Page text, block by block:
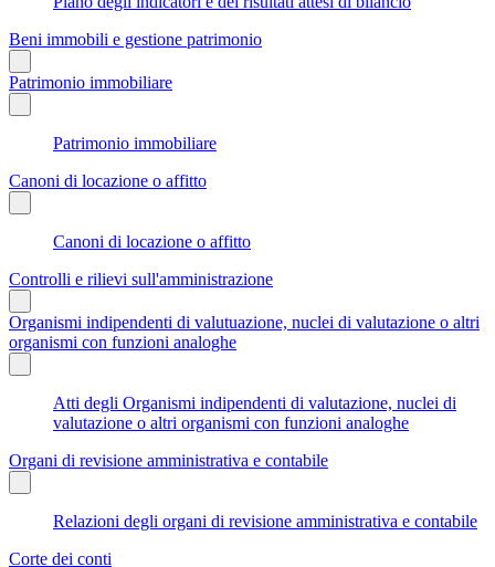
Beni immobili e gestione patrimonio
Patrimonio immobiliare
Patrimonio immobiliare
Canoni di locazione o affitto
Canoni di locazione o affitto
Controlli e rilievi sull'amministrazione
Organismi indipendenti di valutuazione, nuclei di valutazione o altri
organismi con funzioni analoghe
Atti degli Organismi indipendenti di valutazione, nuclei di
valutazione o altri organismi con funzioni analoghe
Organi di revisione amministrativa e contabile
Relazioni degli organi di revisione amministrativa e contabile
Corte dei conti